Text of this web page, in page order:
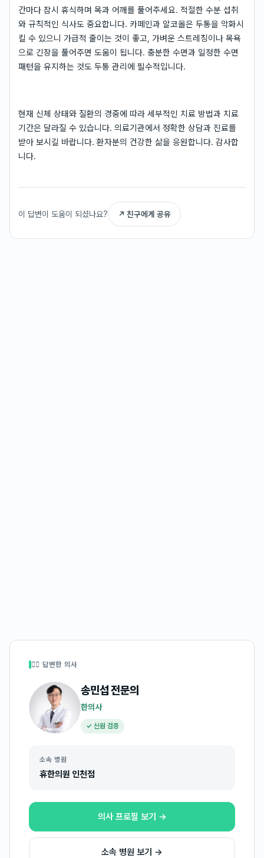
간마다 잠시 휴식하며 목과 어깨를 풀어주세요. 적절한 수분 섭취
와 규칙적인 식사도 중요합니다. 카페인과 알코올은 두통을 악화시
킬 수 있으니 가급적 줄이는 것이 좋고, 가벼운 스트레칭이나 목욕
으로 긴장을 풀어주면 도움이 됩니다. 충분한 수면과 일정한 수면
패턴을 유지하는 것도 두통 관리에 필수적입니다.
현재 신체 상태와 질환의 경중에 따라 세부적인 치료 방법과 치료
기간은 달라질 수 있습니다. 의료기관에서 정확한 상담과 진료를
받아 보시길 바랍니다. 환자분의 건강한 삶을 응원합니다. 감사합
니다.
이 답변이 도움이 되셨나요? ↗ 친구에게 공유
👩‍⚕️ 답변한 의사
송민섭전문의
한의사
✓ 신원 검증
소속 병원
휴한의원 인천점
의사 프로필 보기 →
소속 병원 보기 →